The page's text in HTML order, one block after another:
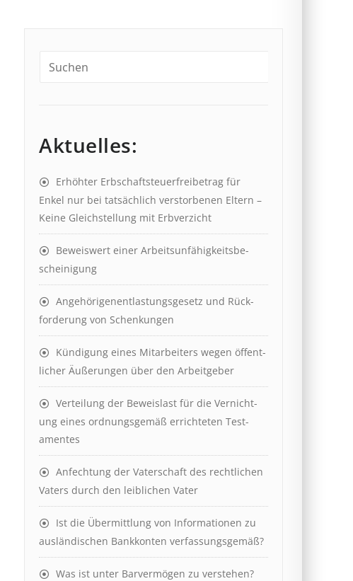
Aktuelles:
Erhöhter Erb­schaft­steuer­frei­be­trag für
Enkel nur bei tat­säch­lich ver­storb­en­en Eltern –
Keine Gleich­stell­ung mit Erb­verzicht
Beweis­wert einer Arbeits­un­fähig­keits­be­
scheinig­ung
Angehörigenent­lastungs­ge­setz und Rück­
ford­er­ung von Schenk­ung­en
Kündigung eines Mit­ar­beit­ers wegen öffent­
lich­er Äuß­er­ung­en über den Ar­beit­geber
Ver­teil­ung der Be­weis­last für die Ver­nicht­
ung eines ord­nungs­ge­mäß er­richt­et­en Test­
ament­es
Anfechtung der Vaterschaft des rechtlichen
Vaters durch den leiblichen Vater
Ist die Über­mitt­lung von In­for­mat­ion­en zu
aus­länd­isch­en Bank­kont­en ver­fass­ungs­ge­mäß?
Was ist unter Barvermögen zu verstehen?